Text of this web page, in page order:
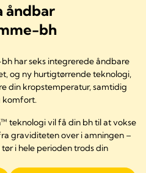
åndbar
bh
har seks integrerede åndbare
og ny hurtigtørrende teknologi,
din kropstemperatur, samtidig
komfort.
teknologi vil få din bh til at vokse
graviditeten over i amningen –
i hele perioden trods din